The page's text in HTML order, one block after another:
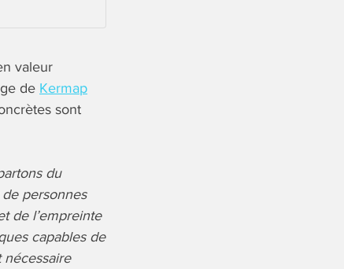
valeur
de Kermap
sont
du
personnes
de l’empreinte
capables de
nécessaire